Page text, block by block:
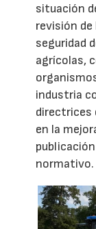
situación
revisión de
seguridad
agrícolas,
industria
directrices
en la
normativo.